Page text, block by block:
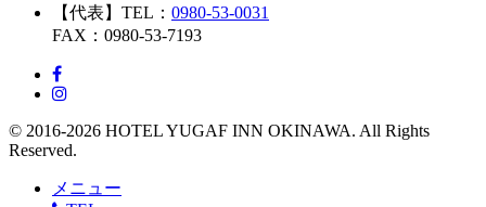
【代表】TEL： 0980-53-0031
FAX：0980-53-7193
© 2016-2026 HOTEL YUGAF INN OKINAWA. All Rights
Reserved.
メニュー